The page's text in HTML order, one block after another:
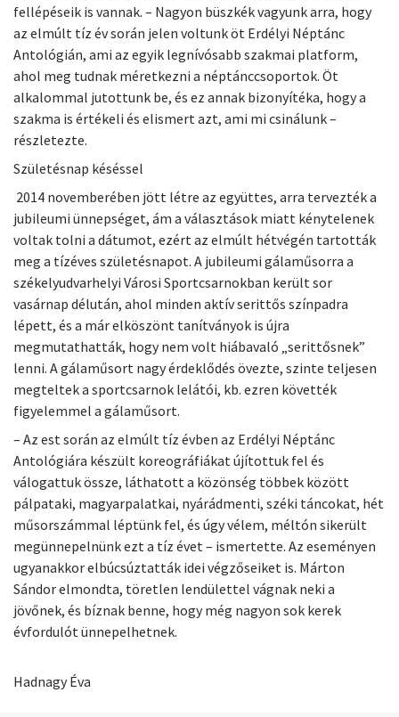
fellépéseik is vannak. – Nagyon büszkék vagyunk arra, hogy
az elmúlt tíz év során jelen voltunk öt Erdélyi Néptánc
Antológián, ami az egyik legnívósabb szakmai platform,
ahol meg tudnak méretkezni a néptánccsoportok. Öt
alkalommal jutottunk be, és ez annak bizonyítéka, hogy a
szakma is értékeli és elismert azt, ami mi csinálunk –
részletezte.
Születésnap késéssel
2014 novemberében jött létre az együttes, arra tervezték a
jubileumi ünnepséget, ám a választások miatt kénytelenek
voltak tolni a dátumot, ezért az elmúlt hétvégén tartották
meg a tízéves születésnapot. A jubileumi gálaműsorra a
székelyudvarhelyi Városi Sportcsarnokban került sor
vasárnap délután, ahol minden aktív serittős színpadra
lépett, és a már elköszönt tanítványok is újra
megmutathatták, hogy nem volt hiábavaló „serittősnek”
lenni. A gálaműsort nagy érdeklődés övezte, szinte teljesen
megteltek a sportcsarnok lelátói, kb. ezren követték
figyelemmel a gálaműsort.
– Az est során az elmúlt tíz évben az Erdélyi Néptánc
Antológiára készült koreográfiákat újítottuk fel és
válogattuk össze, láthatott a közönség többek között
pálpataki, magyarpalatkai, nyárádmenti, széki táncokat, hét
műsorszámmal léptünk fel, és úgy vélem, méltón sikerült
megünnepelnünk ezt a tíz évet – ismertette. Az eseményen
ugyanakkor elbúcsúztatták idei végzőseiket is. Márton
Sándor elmondta, töretlen lendülettel vágnak neki a
jövőnek, és bíznak benne, hogy még nagyon sok kerek
évfordulót ünnepelhetnek.
Hadnagy Éva